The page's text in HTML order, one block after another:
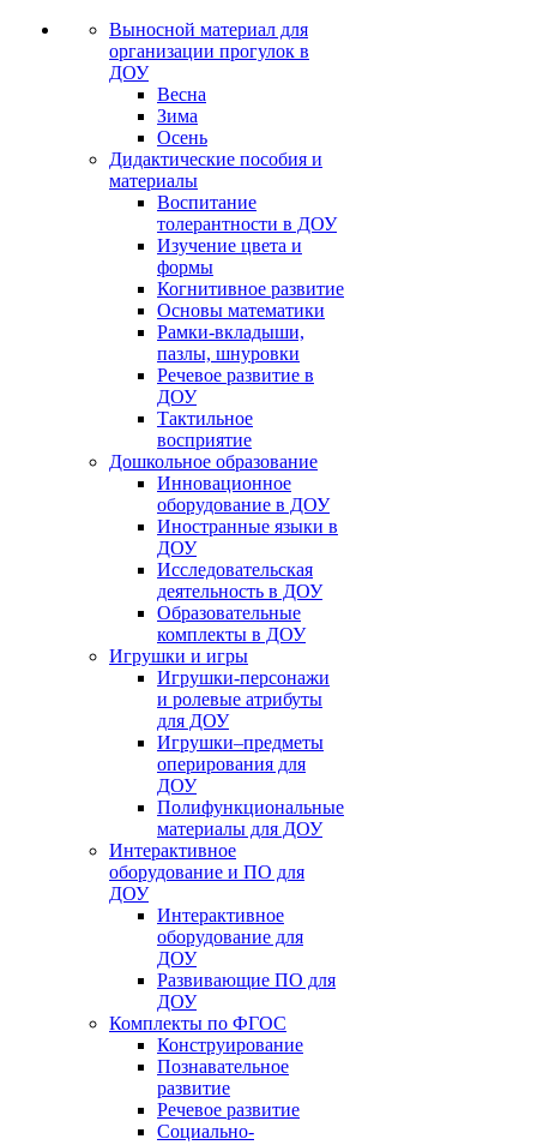
Выносной материал для
организации прогулок в
ДОУ
Весна
Зима
Осень
Дидактические пособия и
материалы
Воспитание
толерантности в ДОУ
Изучение цвета и
формы
Когнитивное развитие
Основы математики
Рамки-вкладыши,
пазлы, шнуровки
Речевое развитие в
ДОУ
Тактильное
восприятие
Дошкольное образование
Инновационное
оборудование в ДОУ
Иностранные языки в
ДОУ
Исследовательская
деятельность в ДОУ
Образовательные
комплекты в ДОУ
Игрушки и игры
Игрушки-персонажи
и ролевые атрибуты
для ДОУ
Игрушки–предметы
оперирования для
ДОУ
Полифункциональные
материалы для ДОУ
Интерактивное
оборудование и ПО для
ДОУ
Интерактивное
оборудование для
ДОУ
Развивающие ПО для
ДОУ
Комплекты по ФГОС
Конструирование
Познавательное
развитие
Речевое развитие
Социально-